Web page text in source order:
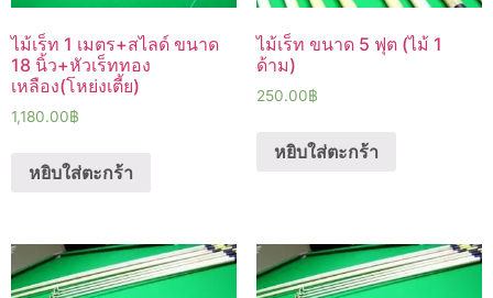
ไม้เร็ท 1 เมตร+สไลด์ ขนาด
18 นิ้ว+หัวเร็ททอง
เหลือง(โหย่งเตี้ย)
1,180.00฿
หยิบใส่ตะกร้า
ไม้เร็ท ขนาด 5 ฟุต (ไม้ 1
ด้าม)
250.00฿
หยิบใส่ตะกร้า